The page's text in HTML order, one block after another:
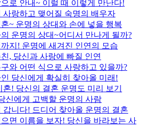
로 안내~ 이럴 때 이렇게 만난다!
사랑하고 맺어질 숙명의 배우자
~ 운명의 상대와 손에 넣을 행복
운명의 상대~어디서 만나게 될까?
지! 운명에 새겨진 인연의 모습
, 당신과 사랑에 빠질 인연
와 어떤 식으로 사랑하고 있을까?
당신에게 확실히 찾아올 미래!
혼! 당신의 결혼 운명도 미리 보기
신에게 고백할 운명의 사람
갑니다! 드디어 찾아올 운명의 결혼
면 이름을 보자! 당신을 바라보는 사